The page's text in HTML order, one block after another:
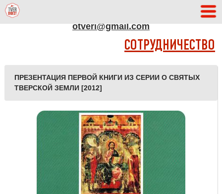
otveri@gmail.com
СОТРУДНИЧЕСТВО
ПРЕЗЕНТАЦИЯ ПЕРВОЙ КНИГИ ИЗ СЕРИИ О СВЯТЫХ
ТВЕРСКОЙ ЗЕМЛИ [2012]